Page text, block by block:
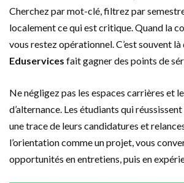
Cherchez par mot-clé, filtrez par
localement ce qui est critique. Quand la
vous restez opérationnel. C’est souvent là
Eduservices fait gagner des points de
Ne négligez pas les espaces carrières et
d’alternance. Les étudiants qui
une trace de leurs candidatures et
l’orientation comme un projet, vous
opportunités en entretiens, puis en